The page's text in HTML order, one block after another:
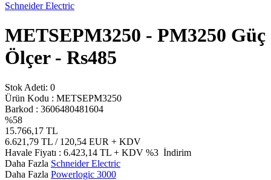
Schneider Electric
METSEPM3250 - PM3250 Güç
Ölçer - Rs485
Stok Adeti: 0
Ürün Kodu : METSEPM3250
Barkod : 3606480481604
%58
15.766,17 TL
6.621,79 TL / 120,54 EUR + KDV
Havale Fiyatı : 6.423,14 TL + KDV %3 İndirim
Daha Fazla Schneider Electric
Daha Fazla Powerlogic 3000